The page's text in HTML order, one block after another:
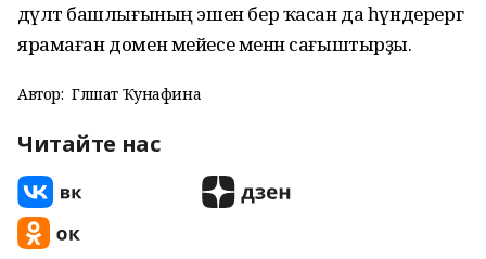
дәүләт башлығының эшен бер ҡасан да һүндерергә
ярамаған домен мейесе менән сағыштырҙы.
Автор: Гөлшат Ҡунафина
Читайте нас